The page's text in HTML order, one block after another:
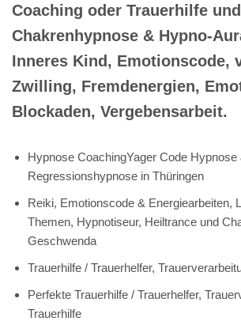
Coaching oder Trauerhilfe und
Chakrenhypnose & Hypno-
Inneres Kind, Emotionscode,
Zwilling, Fremdenergien,
Blockaden, Vergebensarbeit.
Hypnose CoachingYager Code Hypnose
Regressionshypnose in Thüringen
Reiki, Emotionscode & Energiearbeiten,
Themen, Hypnotiseur, Heiltrance und
Geschwenda
Trauerhilfe / Trauerhelfer,
Perfekte Trauerhilfe / Trauerhelfer,
Trauerhilfe